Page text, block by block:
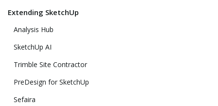
Extending SketchUp
Analysis Hub
SketchUp AI
Trimble Site Contractor
PreDesign for SketchUp
Sefaira